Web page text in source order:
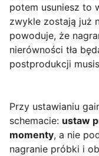
potem usuniesz to
zwykle zostają już
powoduje, że
nierówności tła
postprodukcji
Przy ustawianiu
schemacie: ustaw
momenty, a nie
nagranie próbki i